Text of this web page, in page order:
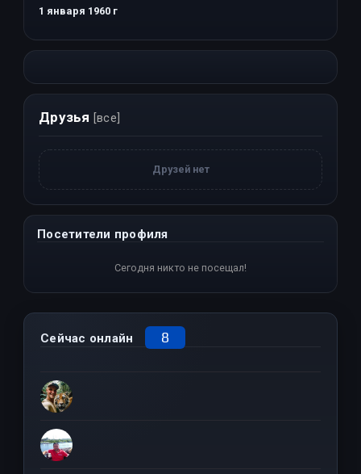
1 января 1960 г
Друзья [все]
Друзей нет
Посетители профиля
Сегодня никто не посещал!
Сейчас онлайн 8